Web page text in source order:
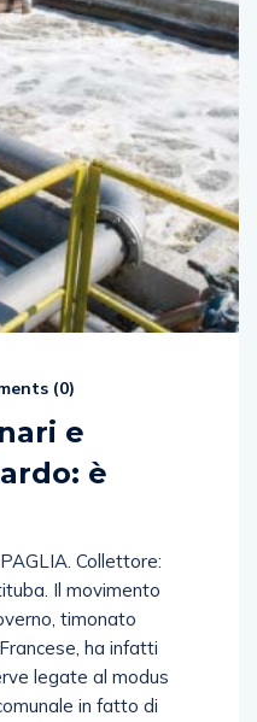
e
è
Il movimento
timonato
ha infatti
legate al modus
in fatto di
la realizzazione